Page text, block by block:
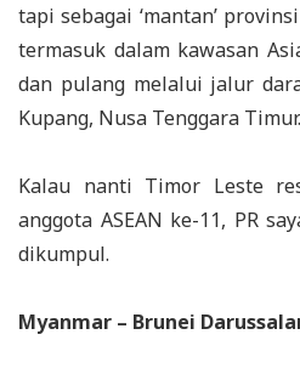
tapi sebagai ‘mantan’
termasuk dalam kawasan
dan pulang melalui jalur
Kupang, Nusa Tenggara Timur.
Kalau nanti Timor Leste
anggota ASEAN ke-11, PR
dikumpul.
Myanmar – Brunei